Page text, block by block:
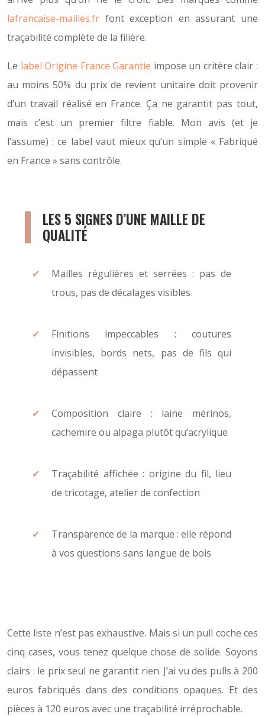
lafrancaise-mailles.fr font exception en assurant une
traçabilité complète de la filière.
Le label Origine France Garantie impose un critère clair :
au moins 50% du prix de revient unitaire doit provenir
d’un travail réalisé en France. Ça ne garantit pas tout,
mais c’est un premier filtre fiable. Mon avis (et je
l’assume) : ce label vaut mieux qu’un simple « Fabriqué
en France » sans contrôle.
LES 5 SIGNES D’UNE MAILLE DE
QUALITÉ
Mailles régulières et serrées : pas de
trous, pas de décalages visibles
Finitions impeccables : coutures
invisibles, bords nets, pas de fils qui
dépassent
Composition claire : laine mérinos,
cachemire ou alpaga plutôt qu’acrylique
Traçabilité affichée : origine du fil, lieu
de tricotage, atelier de confection
Transparence de la marque : elle répond
à vos questions sans langue de bois
Cette liste n’est pas exhaustive. Mais si un pull coche ces
cinq cases, vous tenez quelque chose de solide. Soyons
clairs : le prix seul ne garantit rien. J’ai vu des pulls à 200
euros fabriqués dans des conditions opaques. Et des
pièces à 120 euros avec une traçabilité irréprochable.